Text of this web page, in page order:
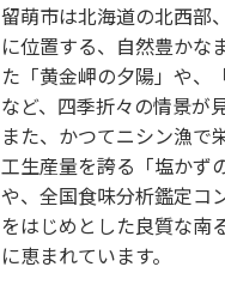
留萌市は北海道の北西部
に位置する、自然豊かな
た「黄金岬の夕陽」や、
など、四季折々の情景が
また、かつてニシン漁で
工生産量を誇る「塩かず
や、全国食味分析鑑定コ
をはじめとした良質な南
に恵まれています。